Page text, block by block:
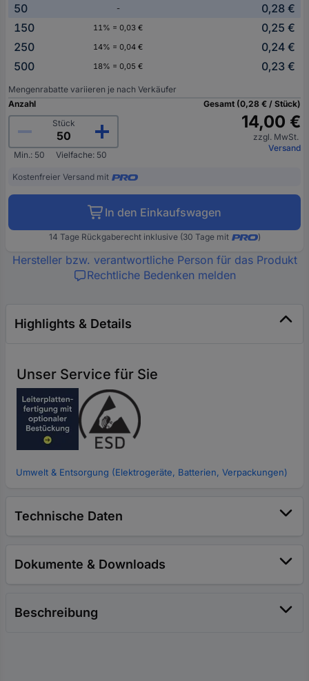
50 -
0,28 €
150
11% = 0,03 €
0,25 €
250
14% = 0,04 €
0,24 €
500
18% = 0,05 € 0,23 €
Mengenrabatte variieren je nach Verkäufer
Anzahl
Stück
Min.: 50 Vielfache: 50
Gesamt (0,28 € / Stück)
14,00 €
zzgl. MwSt.
Versand
Kostenfreier Versand mit
In den Einkaufswagen
14 Tage Rückgaberecht inklusive (30 Tage mit )
Hersteller bzw. verantwortliche Person für das Produkt
Rechtliche Bedenken melden
Highlights & Details
Unser Service für Sie
Umwelt & Entsorgung (Elektrogeräte, Batterien, Verpackungen)
Technische Daten
Dokumente & Downloads
Beschreibung